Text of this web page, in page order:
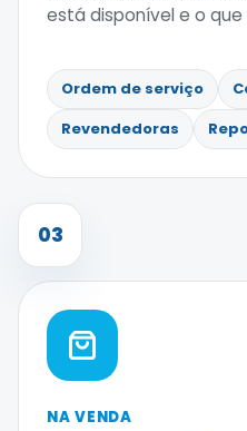
está disponível e o
Ordem de serviço
Revendedoras
03
NA VENDA